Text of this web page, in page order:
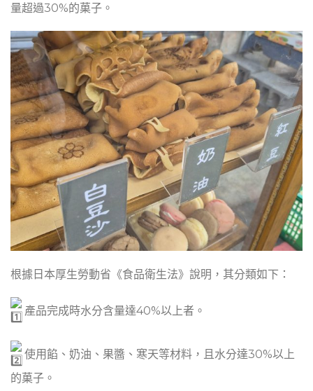
量超過30%的菓子。
根據日本厚生勞動省《食品衛生法》說明，其分類如下：
產品完成時水分含量達40%以上者。
使用餡、奶油、果醬、寒天等材料，且水分達30%以上
的菓子。